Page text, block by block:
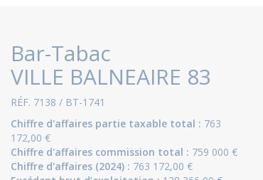
Bar-Tabac
VILLE BALNEAIRE 83
RÉF. 7138 / BT-1741
Chiffre d'affaires partie taxable total : 763
172,00 €
Chiffre d'affaires commission total : 759 000 €
Chiffre d'affaires (2024) : 763 172,00 €